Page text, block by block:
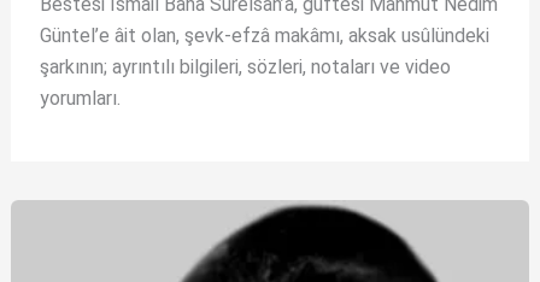
Güntel’e âit olan, şevk-efzâ makâmı, aksak usûlündeki
şarkının; ayrıntılı bilgileri, sözleri, notaları ve video
yorumları.